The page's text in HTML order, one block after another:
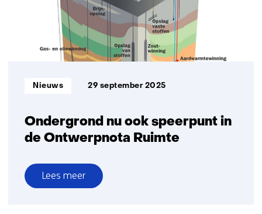
hangen
vaak
samen
met
ondiep
Ondergrond nu ook speerpunt in
de Ontwerpnota Ruimte
Informatietype:
Nieuws 29 september 2025
Lees meer
over